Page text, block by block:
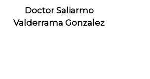
Doctor Saliarmo
Valderrama Gonzalez